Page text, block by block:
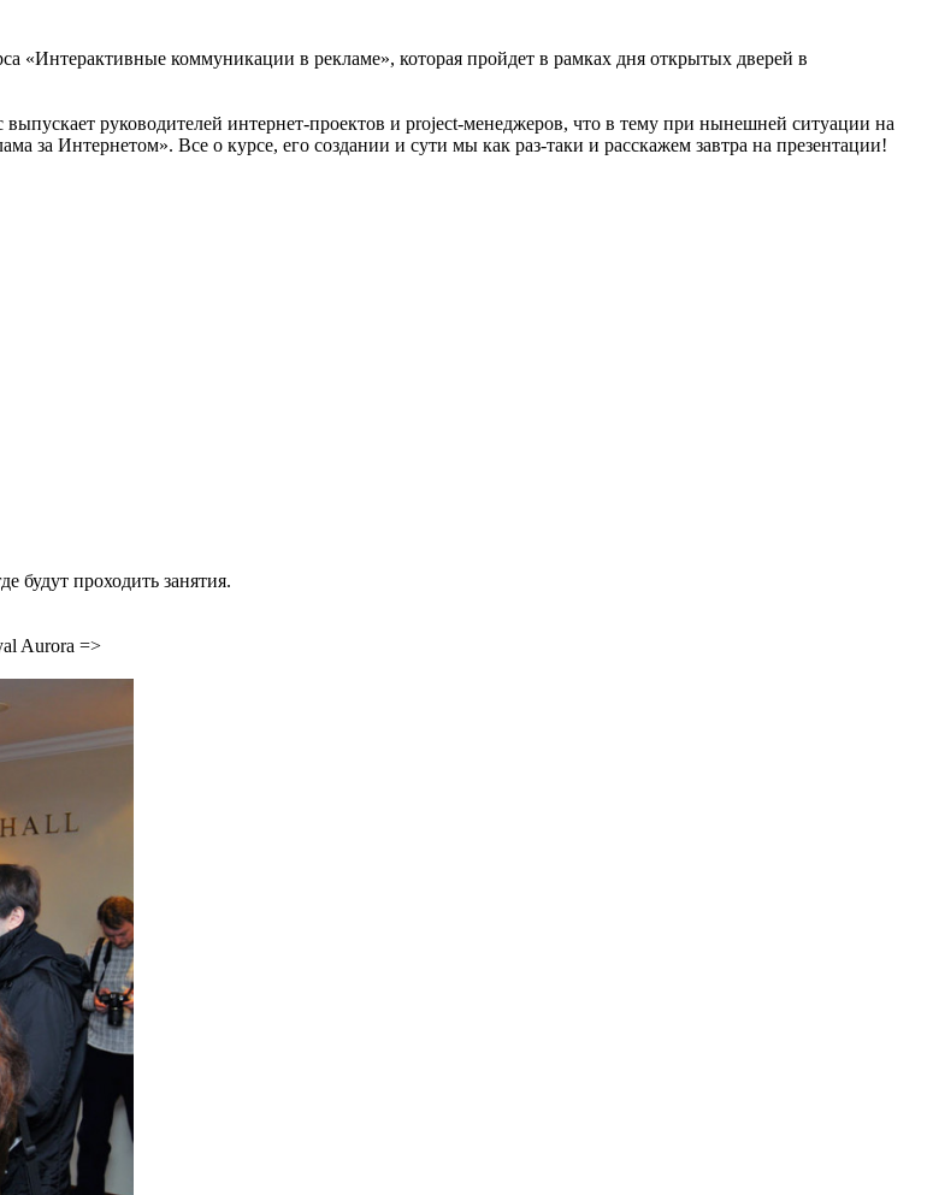
коммуникации в рекламе», которая пройдет в рамках дня открытых дверей в
руководителей интернет-проектов и project-менеджеров, что в тему при нынешней ситуации на
за Интернетом». Все о курсе, его создании и сути мы как раз-таки и расскажем завтра на презентации!
будут проходить занятия.
Aurora =>